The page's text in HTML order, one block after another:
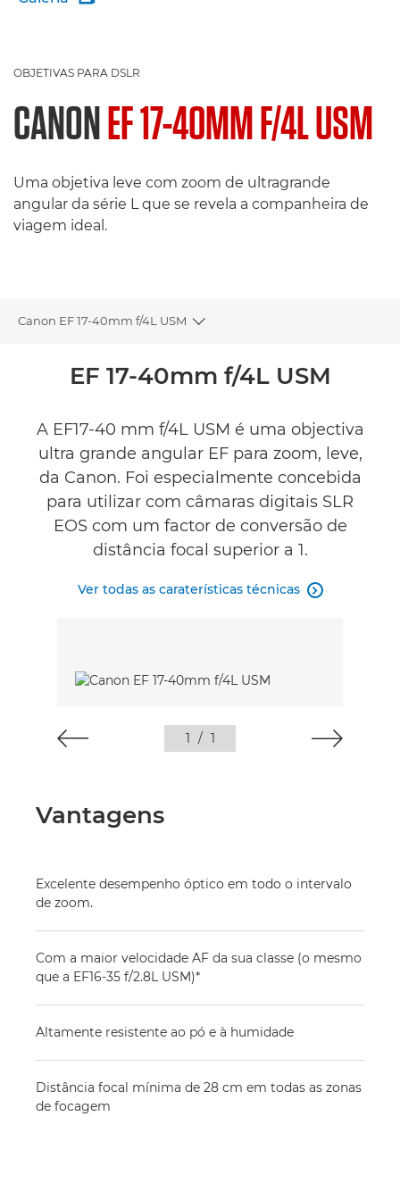
OBJETIVAS PARA DSLR
CANONEF 17-40MM F/4L USM
Uma objetiva leve com zoom de ultragrande
angular da série L que se revela a companheira de
viagem ideal.
Canon EF 17-40mm f/4L USM
Toggle breadcrumbs
Descrição geralEF 17-40mm f/4L USM
A EF17-40 mm f/4L USM é uma objectiva
ultra grande angular EF para zoom, leve,
da Canon. Foi especialmente concebida
para utilizar com câmaras digitais SLR
EOS com um factor de conversão de
distância focal superior a 1.
Ver todas as caraterísticas técnicas 
1 / 1
Vantagens
Excelente desempenho óptico em todo o intervalo
de zoom.
Com a maior velocidade AF da sua classe (o mesmo
que a EF16-35 f/2.8L USM)*
Altamente resistente ao pó e à humidade
Distância focal mínima de 28 cm em todas as zonas
de focagem